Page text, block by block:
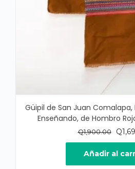
Güipil de San Juan
Enseñando, de Hombro
Q1,900.00
El
era:
Q
Añadir al